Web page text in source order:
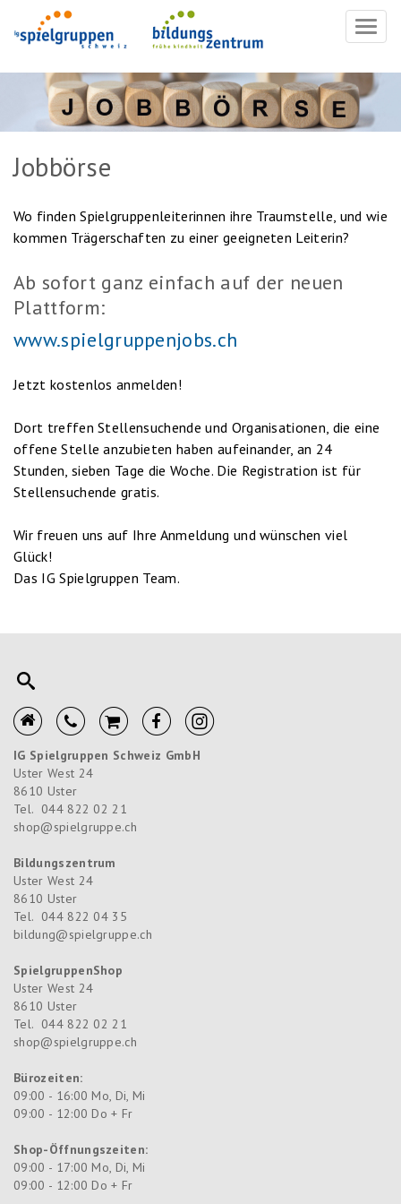
Jobbörse
Wo finden Spielgruppenleiterinnen ihre Traumstelle, und wie
kommen Trägerschaften zu einer geeigneten Leiterin?
Ab sofort ganz einfach auf der neuen
Plattform:
www.spielgruppenjobs.ch
Jetzt kostenlos anmelden!
Dort treffen Stellensuchende und Organisationen, die eine
offene Stelle anzubieten haben aufeinander, an 24
Stunden, sieben Tage die Woche. Die Registration ist für
Stellensuchende gratis.
Wir freuen uns auf Ihre Anmeldung und wünschen viel
Glück!
Das IG Spielgruppen Team.
IG Spielgruppen Schweiz GmbH
Uster West 24
8610 Uster
Tel. 044 822 02 21
shop@spielgruppe.ch
Bildungszentrum
Uster West 24
8610 Uster
Tel. 044 822 04 35
bildung@spielgruppe.ch
SpielgruppenShop
Uster West 24
8610 Uster
Tel. 044 822 02 21
shop@spielgruppe.ch
Bürozeiten:
09:00 - 16:00 Mo, Di, Mi
09:00 - 12:00 Do + Fr
Shop-Öffnungszeiten:
09:00 - 17:00 Mo, Di, Mi
09:00 - 12:00 Do + Fr